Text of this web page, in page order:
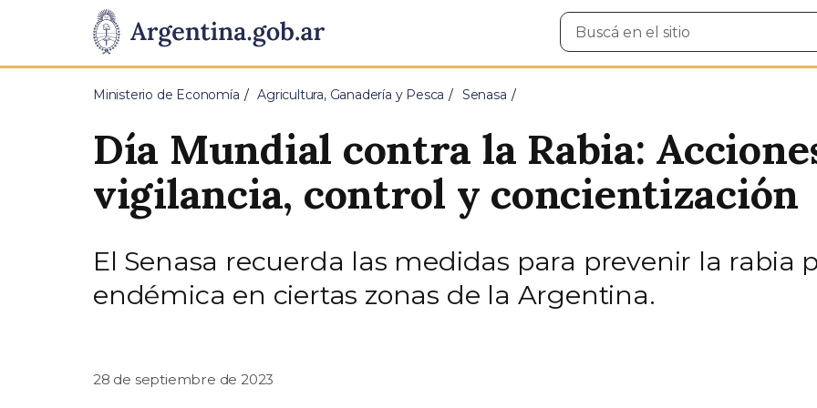
Presidencia
de
Pasar al contenido principal
Buscar
en
Ministerio de Economía Agricultura, Ganadería y Pesca Senasa
Día Mundial contra la Rabia:
vigilancia, control y concientización
El Senasa recuerda las medidas para prevenir la rabia
endémica en ciertas zonas de la Argentina.
28 de septiembre de 2023